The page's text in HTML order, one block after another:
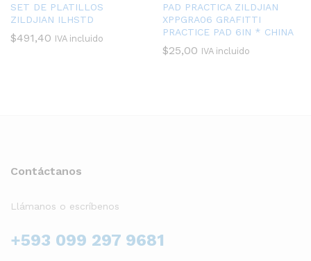
SET DE PLATILLOS
ZILDJIAN ILHSTD
$491,40 IVA incluido
PAD PRACTICA ZILDJIAN
XPPGRA06 GRAFITTI
PRACTICE PAD 6IN * CHINA
$25,00 IVA incluido
Contáctanos
Llámanos o escríbenos
+593 099 297 9681